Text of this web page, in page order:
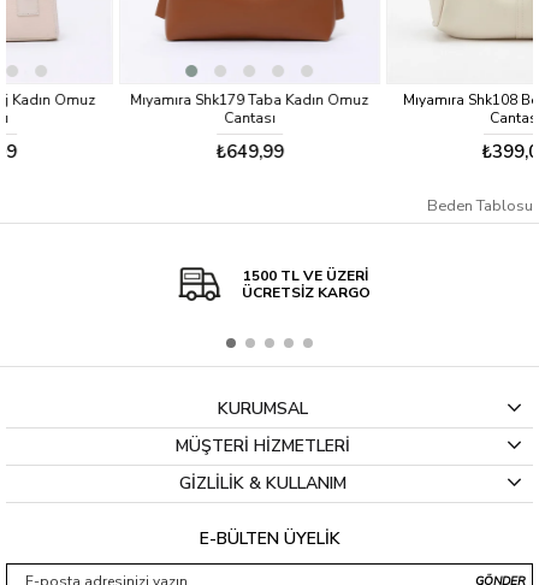
Mıyamıra Shk179 Taba Kadın Omuz
Mıyamıra Shk108 Bej Kadın
Beden Tablosu
1500 TL VE ÜZERİ
ÜCRETSİZ KARGO
KURUMSAL
MÜŞTERİ HİZMETLERİ
GİZLİLİK & KULLANIM
E-BÜLTEN ÜYELİK
GÖNDER